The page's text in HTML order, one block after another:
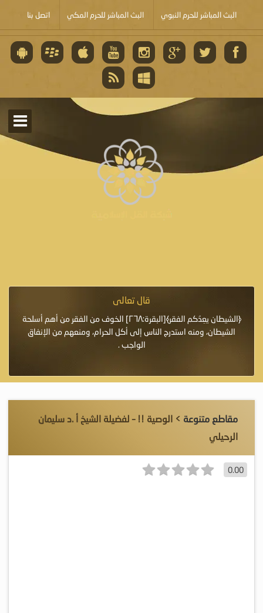
البث المباشر للحرم النبوي البث المباشر للحرم المكي اتصل بنا
قال تعالى
﴿الشيطان يعِدُكم الفقر﴾[البقرة:٢٦٨] الخوف من الفقر من أهم أسلحة
الشيطان، ومنه استدرج الناس إلى أكل الحرام، ومنعهم من الإنفاق
الواجب .
مقاطع متنوعة > الوصية !! – لفضيلة الشيخ أ .د سليمان
الرحيلي
0.00